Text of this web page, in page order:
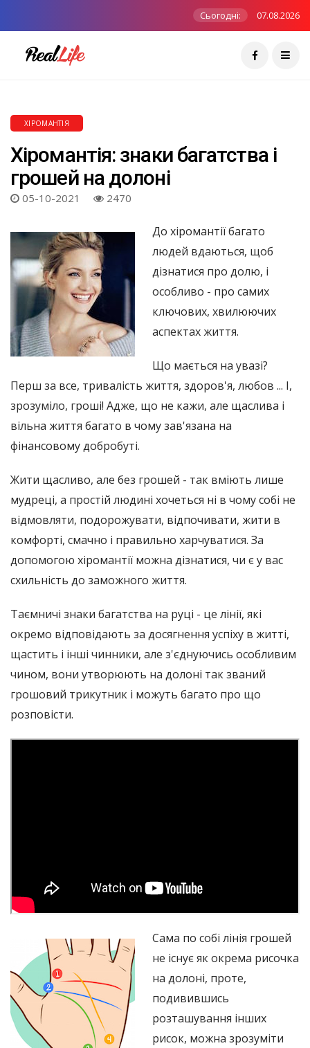
Сьогодні: 07.08.2026
ХІРОМАНТІЯ
Хіромантія: знаки багатства і
грошей на долоні
05-10-2021 2470
До хіромантії багато
людей вдаються, щоб
дізнатися про долю, і
особливо - про самих
ключових, хвилюючих
аспектах життя.
Що мається на увазі?
Перш за все, тривалість життя, здоров'я, любов ... І,
зрозуміло, гроші! Адже, що не кажи, але щаслива і
вільна життя багато в чому зав'язана на
фінансовому добробуті.
Жити щасливо, але без грошей - так вміють лише
мудреці, а простій людині хочеться ні в чому собі не
відмовляти, подорожувати, відпочивати, жити в
комфорті, смачно і правильно харчуватися. За
допомогою хіромантії можна дізнатися, чи є у вас
схильність до заможного життя.
Таємничі знаки багатства на руці - це лінії, які
окремо відповідають за досягнення успіху в житті,
щастить і інші чинники, але з'єднуючись особливим
чином, вони утворюють на долоні так званий
грошовий трикутник і можуть багато про що
розповісти.
Сама по собі лінія грошей
не існує як окрема рисочка
на долоні, проте,
подивившись
розташування інших
рисок, можна зрозуміти